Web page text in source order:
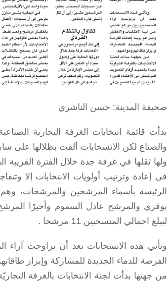
صحيفة المدينة: حسن الناشري
والصناع لكن الانسحابات ألقت بظلالها على
ولها ثقلها في غرفة جدة خلال الفترة
في إعادة وترتيب أولويات الانتخابات إلا
الرئيسة بأسماء المرشحين والمرشحات،
بوقري والمرشح عادل السموم وأخيرًا
ليبلغ اجمالي المنسحبين 11 مرشحا .
وتأتي هذه الانسحابات بعد أن تراوحت آراء
الفرصة للدماء الجديدة للمشاركة وإبراز